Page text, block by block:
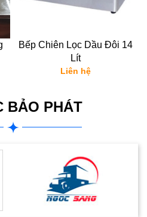
Bếp Chiên Lọc Dầu Đôi 14
Lít
Liên hệ
BẢO PHÁT